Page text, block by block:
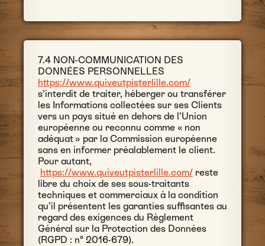
7.4 NON-COMMUNICATION DES
DONNÉES PERSONNELLES
https://www.quiveutpisterlille.com/
s’interdit de traiter, héberger ou transférer
les Informations collectées sur ses Clients
vers un pays situé en dehors de l’Union
européenne ou reconnu comme « non
adéquat » par la Commission européenne
sans en informer préalablement le client.
Pour autant,
https://www.quiveutpisterlille.com/ reste
libre du choix de ses sous-traitants
techniques et commerciaux à la condition
qu’il présentent les garanties suffisantes au
regard des exigences du Règlement
Général sur la Protection des Données
(RGPD : n° 2016-679).